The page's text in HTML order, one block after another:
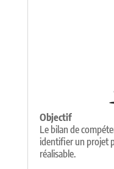
Objectif
Le bilan de
identifier un projet
réalisable.